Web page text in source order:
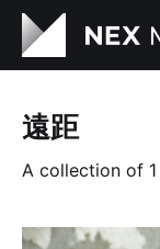
遠距
A collection of